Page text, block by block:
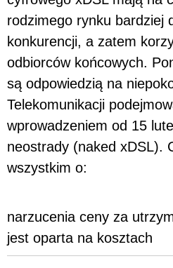
rodzimego rynku bardziej
konkurencji, a zatem
odbiorców końcowych.
są odpowiedzią na
Telekomunikacji
wprowadzeniem od 15
neostrady (naked xDSL).
wszystkim o:
narzucenia ceny za
jest oparta na kosztach